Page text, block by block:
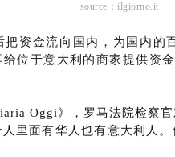
source：ilgiorno.it
资金流向国内，为国内的
位于意大利的商家提供资
Oggi》，罗马法院检察
里面有华人也有意大利人